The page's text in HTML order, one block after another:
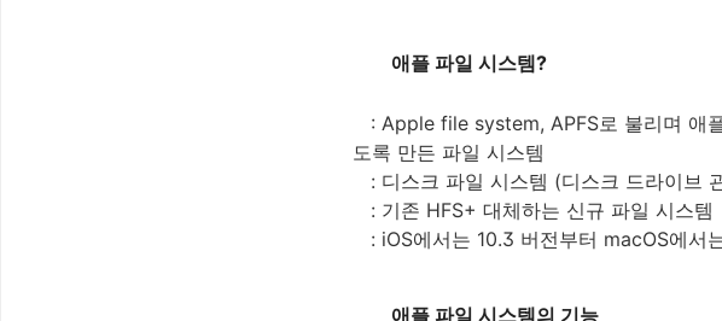
애플 파일 시스템?
: Apple file system, APFS로 불리며 애
도록 만든 파일 시스템
: 디스크 파일 시스템 (디스크 드라이브
: 기존 HFS+ 대체하는 신규 파일 시스템
: iOS에서는 10.3 버전부터 macOS에서
애플 파일 시스템의 기능